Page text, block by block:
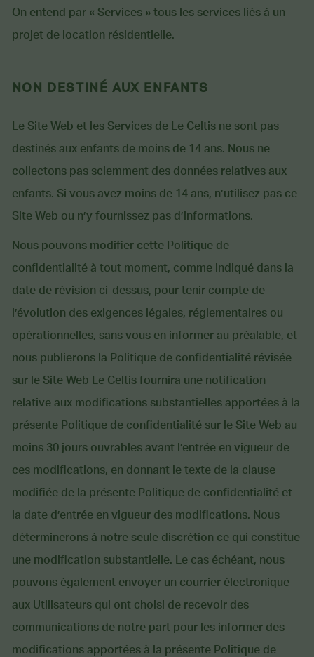
On entend par « Services » tous les services liés à un
projet de location résidentielle.
NON DESTINÉ AUX ENFANTS
Le Site Web et les Services de Le Celtis ne sont pas
destinés aux enfants de moins de 14 ans. Nous ne
collectons pas sciemment des données relatives aux
enfants. Si vous avez moins de 14 ans, n’utilisez pas ce
Site Web ou n’y fournissez pas d’informations.
Nous pouvons modifier cette Politique de
confidentialité à tout moment, comme indiqué dans la
date de révision ci-dessus, pour tenir compte de
l’évolution des exigences légales, réglementaires ou
opérationnelles, sans vous en informer au préalable, et
nous publierons la Politique de confidentialité révisée
sur le Site Web Le Celtis fournira une notification
relative aux modifications substantielles apportées à la
présente Politique de confidentialité sur le Site Web au
moins 30 jours ouvrables avant l’entrée en vigueur de
ces modifications, en donnant le texte de la clause
modifiée de la présente Politique de confidentialité et
la date d’entrée en vigueur des modifications. Nous
déterminerons à notre seule discrétion ce qui constitue
une modification substantielle. Le cas échéant, nous
pouvons également envoyer un courrier électronique
aux Utilisateurs qui ont choisi de recevoir des
communications de notre part pour les informer des
modifications apportées à la présente Politique de